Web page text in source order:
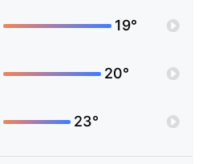
19°
20°
23°